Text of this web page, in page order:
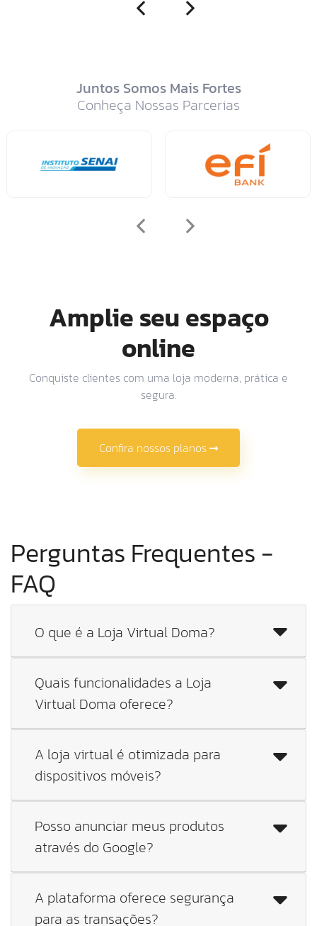
Juntos Somos Mais Fortes
Conheça Nossas Parcerias
Amplie seu espaço
online
Conquiste clientes com uma loja moderna, prática e
segura.
Confira nossos planos
Perguntas Frequentes -
FAQ
O que é a Loja Virtual Doma?
Quais funcionalidades a Loja
Virtual Doma oferece?
A loja virtual é otimizada para
dispositivos móveis?
Posso anunciar meus produtos
através do Google?
A plataforma oferece segurança
para as transações?